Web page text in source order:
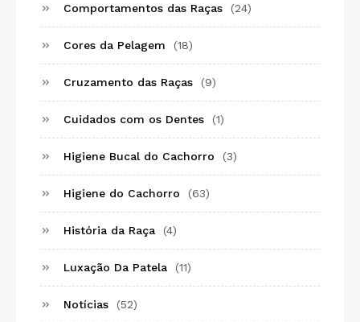
Comportamentos das Raças (24)
Cores da Pelagem (18)
Cruzamento das Raças (9)
Cuidados com os Dentes (1)
Higiene Bucal do Cachorro (3)
Higiene do Cachorro (63)
História da Raça (4)
Luxação Da Patela (11)
Notícias (52)